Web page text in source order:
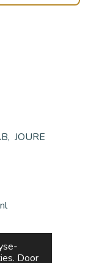
Door
JOURE